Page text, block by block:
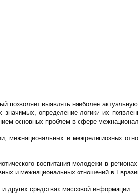
позволяет выявлять наиболее
определение логики их
основных проблем в сфере
межнациональных и межрелигиозных
воспитания молодежи в
и межнациональных отношений в
других средствах массовой информации.